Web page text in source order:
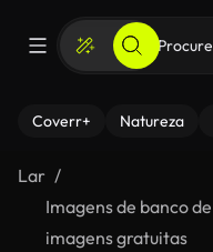
Coverr+ Natureza
Lar
Imagens de banco de
imagens gratuitas